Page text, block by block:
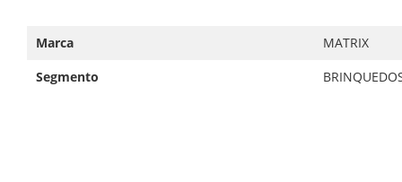
Marca
MATRIX
Segmento